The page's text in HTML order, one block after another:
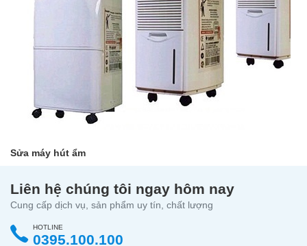
Sửa máy hút ẩm
Liên hệ chúng tôi ngay hôm nay
Cung cấp dịch vụ, sản phẩm uy tín, chất lượng
HOTLINE
0395.100.100